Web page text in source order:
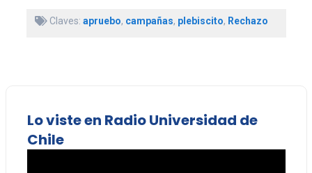
Claves: apruebo, campañas, plebiscito, Rechazo
Lo viste en Radio Universidad de
Chile